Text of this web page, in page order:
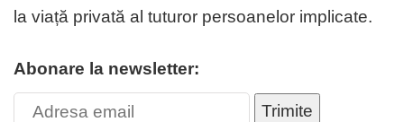
la viață privată al tuturor persoanelor implicate.
Abonare la newsletter:
Trimite